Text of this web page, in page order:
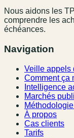
Nous aidons les
comprendre les
échéances.
Navigation
Veille appels
Comment ça
Intelligence
Marchés
À propos
Cas clients
Tarifs